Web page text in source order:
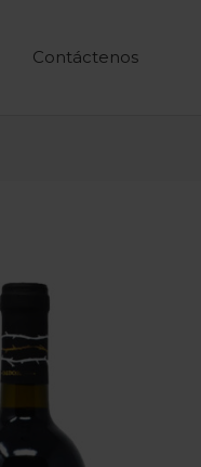
Contáctenos